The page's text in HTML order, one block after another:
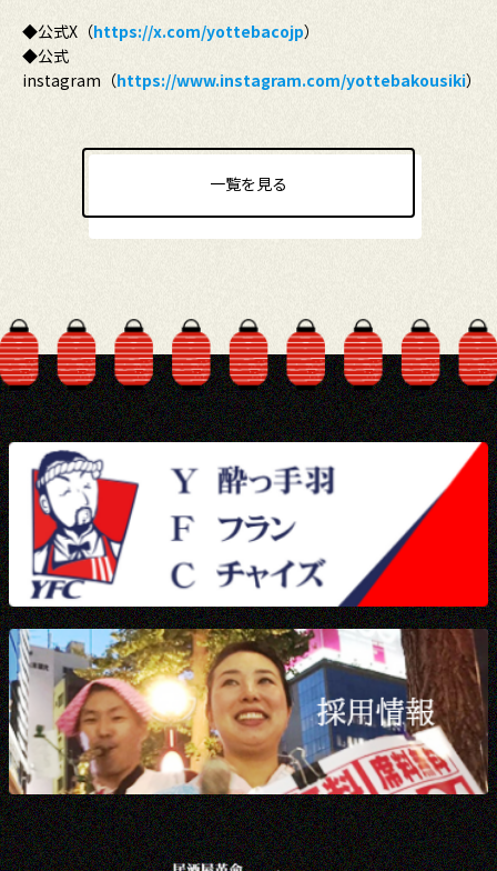
◆公式X（https://x.com/yottebacojp）
◆公式
instagram（https://www.instagram.com/yottebakousiki）
一覧を見る